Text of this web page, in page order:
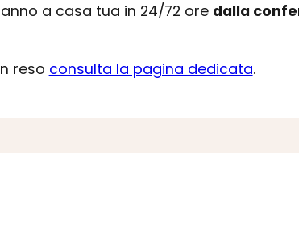
a casa tua in 24/72 ore dalla
reso consulta la pagina dedicata.